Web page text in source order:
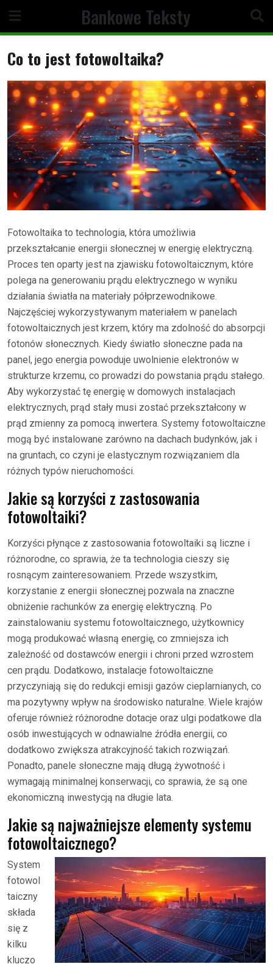
content
Bankowe Teksty
Co to jest fotowoltaika?
Fotowoltaika to technologia, która umożliwia
przekształcanie energii słonecznej w energię elektryczną.
Proces ten oparty jest na zjawisku fotowoltaicznym, które
polega na generowaniu prądu elektrycznego w wyniku
działania światła na materiały półprzewodnikowe.
Najczęściej wykorzystywanym materiałem w panelach
fotowoltaicznych jest krzem, który ma zdolność do absorpcji
fotonów słonecznych. Kiedy światło słoneczne pada na
panel, jego energia powoduje uwolnienie elektronów w
strukturze krzemu, co prowadzi do powstania prądu stałego.
Aby wykorzystać tę energię w domowych instalacjach
elektrycznych, prąd stały musi zostać przekształcony w
prąd zmienny za pomocą inwertera. Systemy fotowoltaiczne
mogą być instalowane zarówno na dachach budynków, jak i
na gruntach, co czyni je elastycznym rozwiązaniem dla
różnych typów nieruchomości.
Jakie są korzyści z zastosowania
fotowoltaiki?
Korzyści płynące z zastosowania fotowoltaiki są liczne i
różnorodne, co sprawia, że ta technologia cieszy się
rosnącym zainteresowaniem. Przede wszystkim,
korzystanie z energii słonecznej pozwala na znaczne
obniżenie rachunków za energię elektryczną. Po
zainstalowaniu systemu fotowoltaicznego, użytkownicy
mogą produkować własną energię, co zmniejsza ich
zależność od dostawców energii i chroni przed wzrostem
cen prądu. Dodatkowo, instalacje fotowoltaiczne
przyczyniają się do redukcji emisji gazów cieplarnianych, co
ma pozytywny wpływ na środowisko naturalne. Wiele krajów
oferuje również różnorodne dotacje oraz ulgi podatkowe dla
osób inwestujących w odnawialne źródła energii, co
dodatkowo zwiększa atrakcyjność takich rozwiązań.
Ponadto, panele słoneczne mają długą żywotność i
wymagają minimalnej konserwacji, co sprawia, że są one
ekonomiczną inwestycją na długie lata.
Jakie są najważniejsze elementy systemu
fotowoltaicznego?
System
fotowol
taiczny
składa
się z
kilku
kluczo